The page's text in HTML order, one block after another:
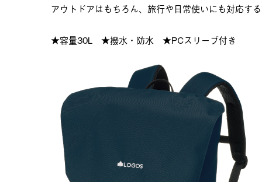
アウトドアはもちろん、旅行や日常使いにも対応す
★容量30L ★撥水・防水 ★PCスリーブ付き